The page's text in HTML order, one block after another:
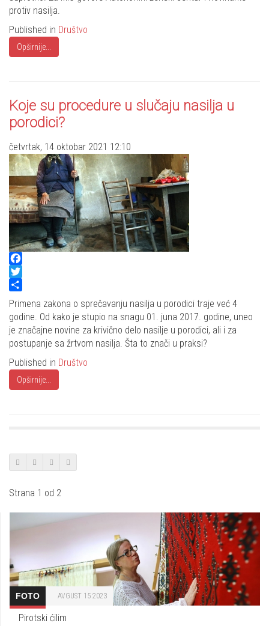
protiv nasilja.
Published in Društvo
Opširnije...
Koje su procedure u slučaju nasilja u
porodici?
četvrtak, 14 oktobar 2021 12:10
Facebook
Twitter
Share
Primena zakona o sprečavanju nasilja u porodici traje već 4
godine. Od kako je stupio na snagu 01. juna 2017. godine, uneo
je značajne novine za krivično delo nasilje u porodici, ali i za
postupanje sa žrtvom nasilja. Šta to znači u praksi?
Published in Društvo
Opširnije...
Strana 1 od 2
FOTO AVGUST 15 2023
Pirotski ćilim